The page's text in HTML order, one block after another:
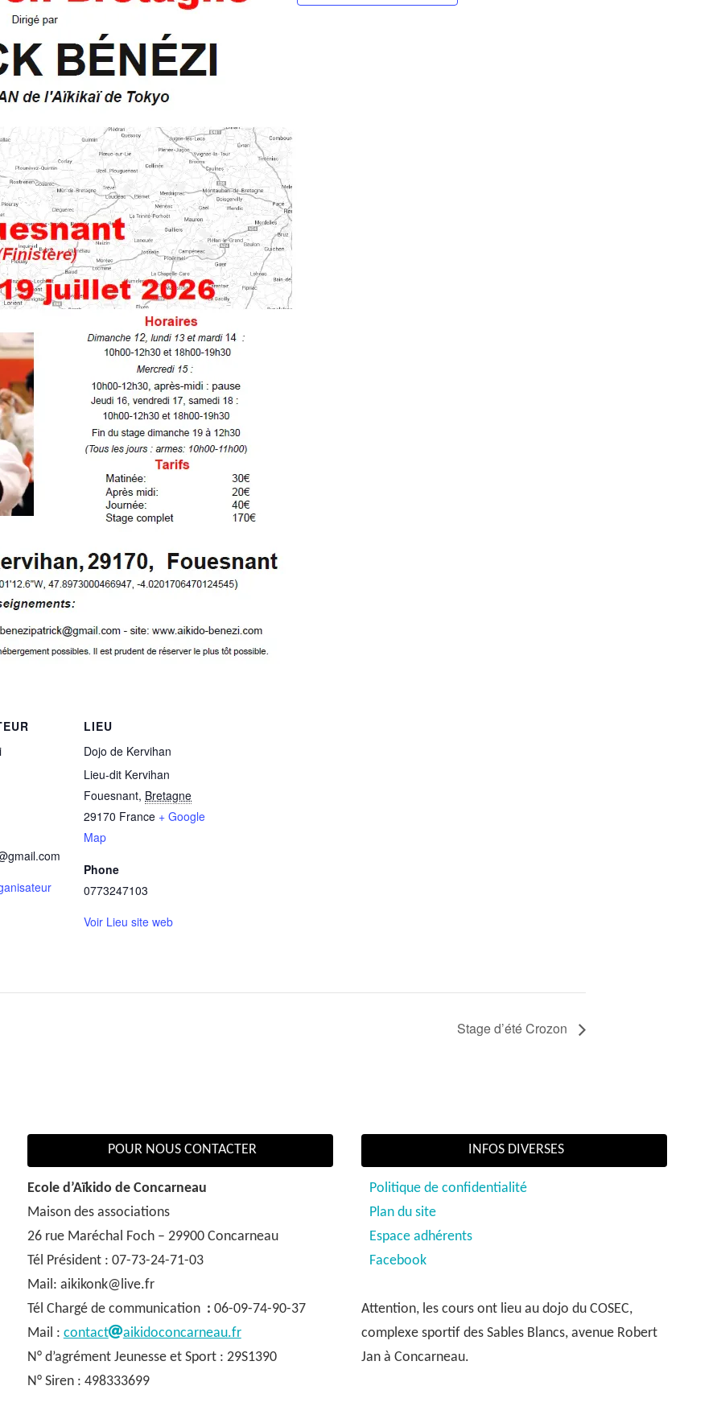
LIEU
Dojo de Kervihan
Lieu-dit Kervihan
Fouesnant, Bretagne
29170 France + Google
Map
Phone
0773247103
Voir Lieu site web
Stage d’été Crozon
POUR NOUS CONTACTER
Ecole d’Aïkido de Concarneau
Maison des associations
26 rue Maréchal Foch – 29900 Concarneau
Tél Président : 07-73-24-71-03
Mail: aikikonk@live.fr
Tél Chargé de communication : 06-09-74-90-37
Mail : contact
aikidoconcarneau.fr
N° d’agrément Jeunesse et Sport : 29S1390
N° Siren : 498333699
INFOS DIVERSES
Politique de confidentialité
Plan du site
Espace adhérents
Facebook
Attention, les cours ont lieu au dojo du COSEC,
complexe sportif des Sables Blancs, avenue Robert
Jan à Concarneau.